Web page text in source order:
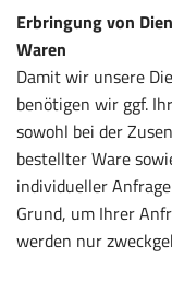
Erbringung von
Waren
Damit wir unsere
benötigen wir ggf.
sowohl bei der
bestellter Ware
individueller
Grund, um Ihrer
werden nur